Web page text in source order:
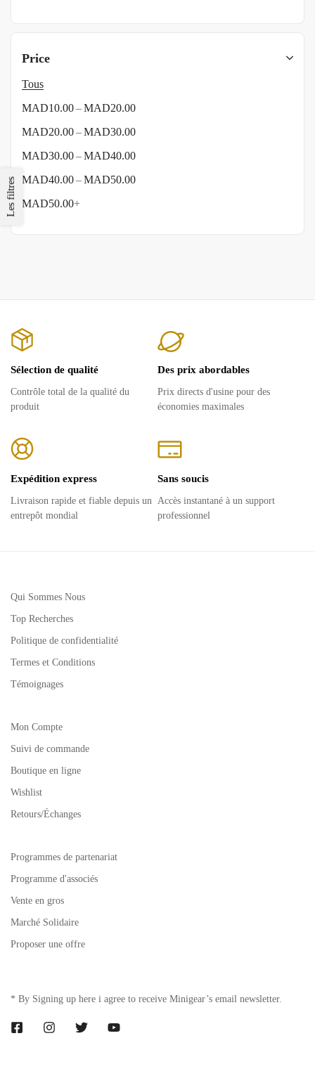
Price
Tous
MAD10.00–MAD20.00
MAD20.00–MAD30.00
MAD30.00–MAD40.00
MAD40.00–MAD50.00
MAD50.00+
Les filtres
Sélection de qualité
Contrôle total de la qualité du
produit
Des prix abordables
Prix ​​directs d'usine pour des
économies maximales
Expédition express
Livraison rapide et fiable depuis un
entrepôt mondial
Sans soucis
Accès instantané à un support
professionnel
Qui Sommes Nous
Top Recherches
Politique de confidentialité
Termes et Conditions
Témoignages
Mon Compte
Suivi de commande
Boutique en ligne
Wishlist
Retours/Échanges
Programmes de partenariat
Programme d'associés
Vente en gros
Marché Solidaire
Proposer une offre
* By Signing up here i agree to receive Minigear’s email newsletter.